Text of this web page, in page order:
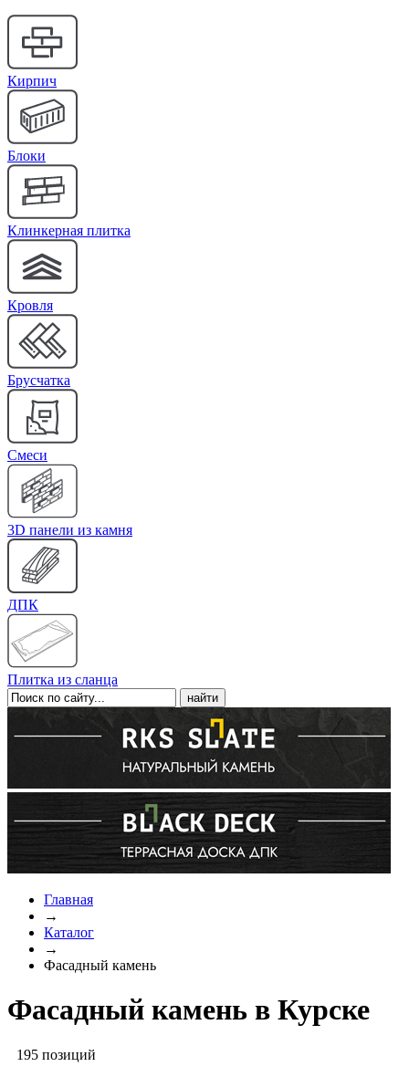
Кирпич
Блоки
Клинкерная плитка
Кровля
Брусчатка
Cмеси
3D панели из камня
ДПК
Плитка из сланца
Главная
→
Каталог
→
Фасадный камень
Фасадный камень в Курске
195 позиций